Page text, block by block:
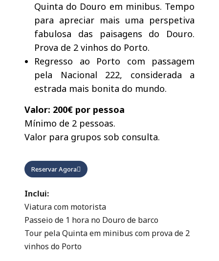
Quinta do Douro em minibus. Tempo
para apreciar mais uma perspetiva
fabulosa das paisagens do Douro.
Prova de 2 vinhos do Porto.
Regresso ao Porto com passagem
pela Nacional 222, considerada a
estrada mais bonita do mundo.
Valor: 200€ por pessoa
Mínimo de 2 pessoas.
Valor para grupos sob consulta.
Reservar Agora
Inclui:
Viatura com motorista
Passeio de 1 hora no Douro de barco
Tour pela Quinta em minibus com prova de 2
vinhos do Porto